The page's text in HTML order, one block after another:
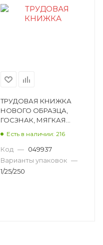
ТРУДОВАЯ КНИЖКА
НОВОГО ОБРАЗЦА,
ГОСЗНАК, МЯГКАЯ
Есть в наличии: 216
Код — 049937
Варианты упаковок —
1/25/250